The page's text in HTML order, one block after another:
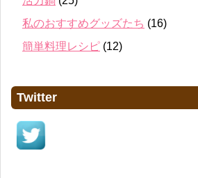
私のおすすめグッズたち (16)
簡単料理レシピ (12)
Twitter